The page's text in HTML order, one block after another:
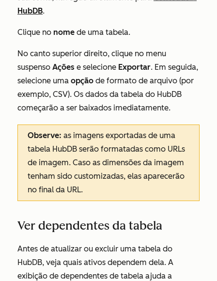
HubDB.
Clique no nome de uma tabela.
No canto superior direito, clique no menu
suspenso Ações e selecione Exportar. Em seguida,
selecione uma opção de formato de arquivo (por
exemplo, CSV). Os dados da tabela do HubDB
começarão a ser baixados imediatamente.
Observe: as imagens exportadas de uma
tabela HubDB serão formatadas como URLs
de imagem. Caso as dimensões da imagem
tenham sido customizadas, elas aparecerão
no final da URL.
Ver dependentes da tabela
Antes de atualizar ou excluir uma tabela do
HubDB, veja quais ativos dependem dela. A
exibição de dependentes de tabela ajuda a